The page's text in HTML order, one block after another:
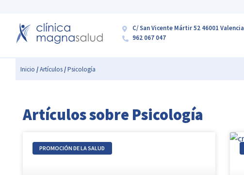
C/ San Vicente Mártir 52 46001 Valencia
962 067 047
Inicio /Artículos/Psicología
Artículos sobre Psicología
PROMOCIÓN DE LA SALUD